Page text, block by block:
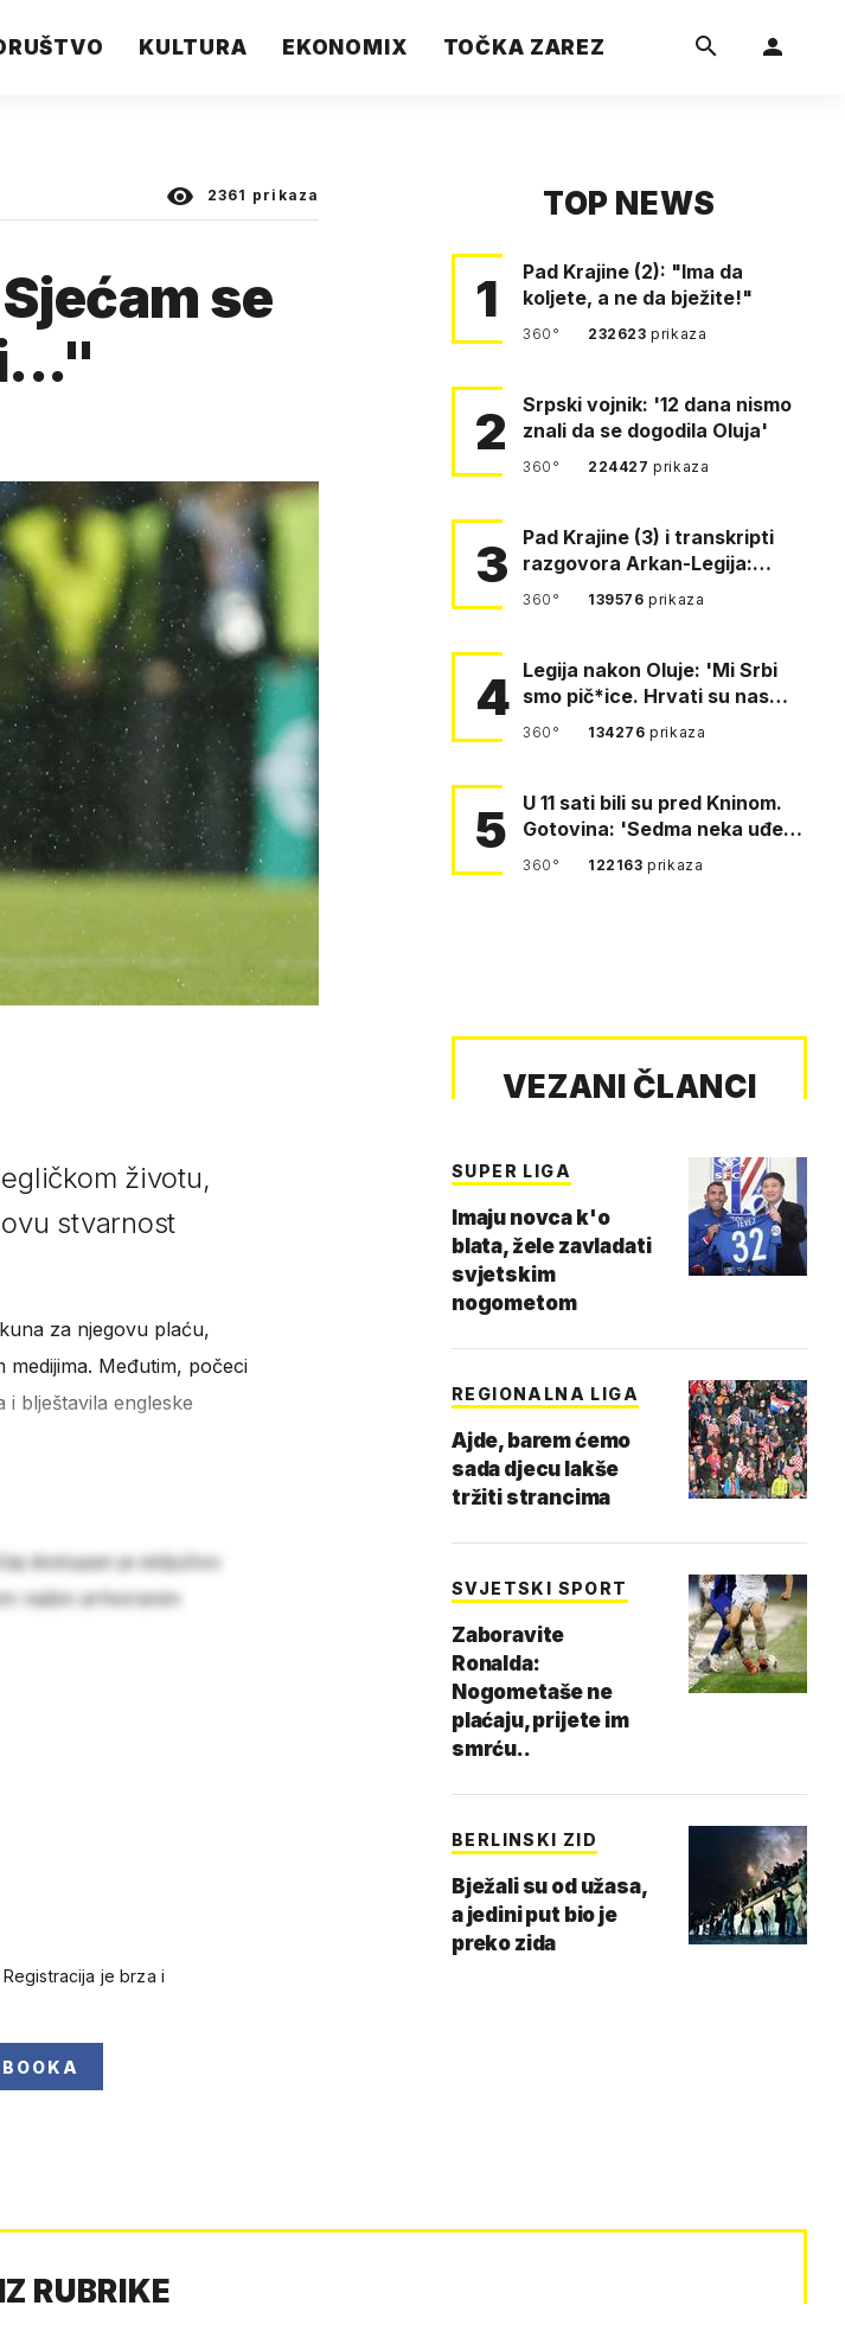
KULTURA EKONOMIX TOČKA ZAREZ
2361 prikaza
se
životu,
stvarnost
za njegovu plaću,
medijima. Međutim, počeci
i blještavila engleske
dostupan je isključivo
našim arhiviranim
je brza i
TOP NEWS
1
Pad Krajine (2): "Ima da
koljete, a ne da bježite!"
360° 232623prikaza
2
Srpski vojnik: '12 dana nismo
znali da se dogodila Oluja'
360° 224427prikaza
3
Pad Krajine (3) i transkripti
razgovora Arkan-Legija:
'Čujem, prelazite ustašam…
360° 139576prikaza
4 Legija nakon Oluje: 'Mi Srbi
smo pič*ice. Hrvati su nas
pomeli!'
360° 134276prikaza
5
U 11 sati bili su pred Kninom.
Gotovina: 'Sedma neka uđe,
4. gardijska neka g…
360° 122163prikaza
VEZANI ČLANCI
SUPER LIGA
Imaju novca k'o
blata, žele zavladati
svjetskim
nogometom
REGIONALNA LIGA
Ajde, barem ćemo
sada djecu lakše
tržiti strancima
SVJETSKI SPORT
Zaboravite
Ronalda:
Nogometaše ne
plaćaju, prijete im
smrću..
BERLINSKI ZID
Bježali su od užasa,
a jedini put bio je
preko zida
RUBRIKE